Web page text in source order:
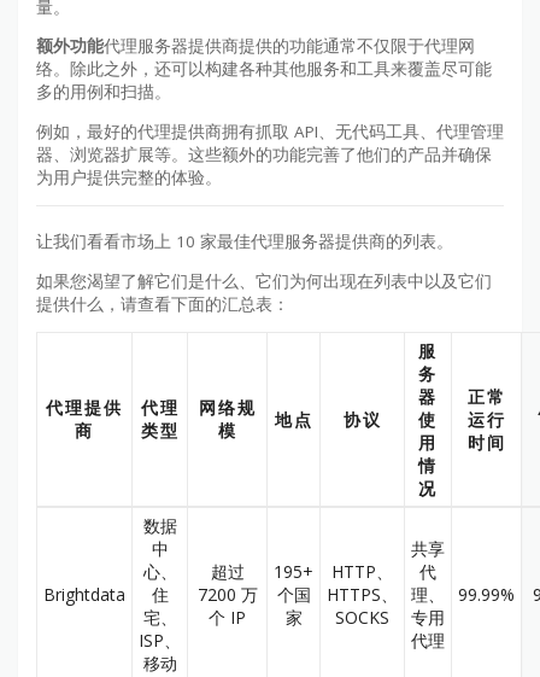
量。
额外功能代理服务器提供商提供的功能通常不仅限于代理网
络。除此之外，还可以构建各种其他服务和工具来覆盖尽可能
多的用例和扫描。
例如，最好的代理提供商拥有抓取 API、无代码工具、代理管理
器、浏览器扩展等。这些额外的功能完善了他们的产品并确保
为用户提供完整的体验。
让我们看看市场上 10 家最佳代理服务器提供商的列表。
如果您渴望了解它们是什么、它们为何出现在列表中以及它们
提供什么，请查看下面的汇总表：
代理提供
商
代理
类型
网络规
模
地点 协议
服
务
器
使
用
情
况
正常
运行
时间
Brightdata
数据
中
心、
住
宅、
ISP、
移动
超过
7200 万
个 IP
195+
个国
家
HTTP、
HTTPS、
SOCKS
共享
代
理、
专用
代理
99.99%